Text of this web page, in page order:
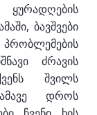
ბავშვები
ძრავის
შვილს
დროს